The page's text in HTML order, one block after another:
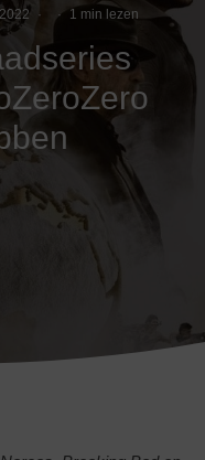
· · 1 min lezen